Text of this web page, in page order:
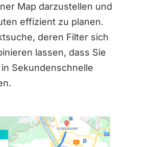
Map darzustellen und
effizient zu planen.
deren Filter sich
lassen, dass Sie
Sekundenschnelle